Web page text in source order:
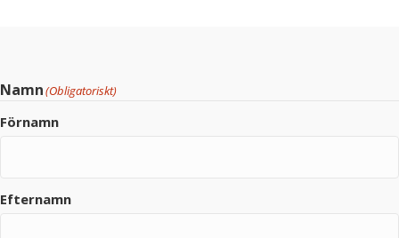
Namn(Obligatoriskt)
Förnamn
Efternamn